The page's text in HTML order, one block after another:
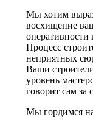
Мы хотим
восхищение
оперативности
Процесс
неприятных
Ваши
уровень
говорит сам за
Мы гордимся